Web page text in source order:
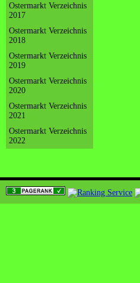
Ostermarkt Verzeichnis
2017
Ostermarkt Verzeichnis
2018
Ostermarkt Verzeichnis
2019
Ostermarkt Verzeichnis
2020
Ostermarkt Verzeichnis
2021
Ostermarkt Verzeichnis
2022